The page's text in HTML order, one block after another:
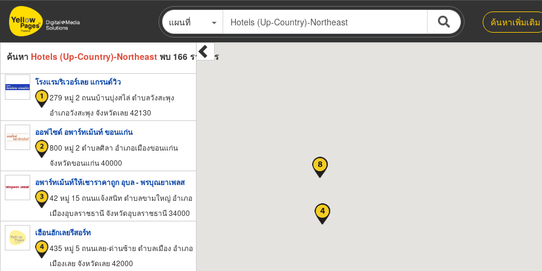
ข้าม
ไป
เนื้อหา
แผนที่ ค้นหาเพิ่มเติม
ค้นหา Hotels (Up-Country)-Northeast พบ 166 รายการ
โรงแรมริเวอร์เลย แกรนด์วิว
279 หมู่ 2 ถนนบ้านบุ่งสไล่ ตำบลวังสะพุง
อำเภอวังสะพุง จังหวัดเลย 42130
ออฟไซด์ อพาร์ทเม้นท์ ขอนแก่น
800 หมู่ 2 ตำบลศิลา อำเภอเมืองขอนแก่น
จังหวัดขอนแก่น 40000
อพาร์ทเม้นท์ให้เชาราคาถูก อุบล - พรบุณยาเพลส
42 หมู่ 15 ถนนแจ้งสนิท ตำบลขามใหญ่ อำเภอ
เมืองอุบลราชธานี จังหวัดอุบลราชธานี 34000
เฮือนฮักเลยรีสอร์ท
435 หมู่ 5 ถนนเลย-ด่านซ้าย ตำบลเมือง อำเภอ
เมืองเลย จังหวัดเลย 42000